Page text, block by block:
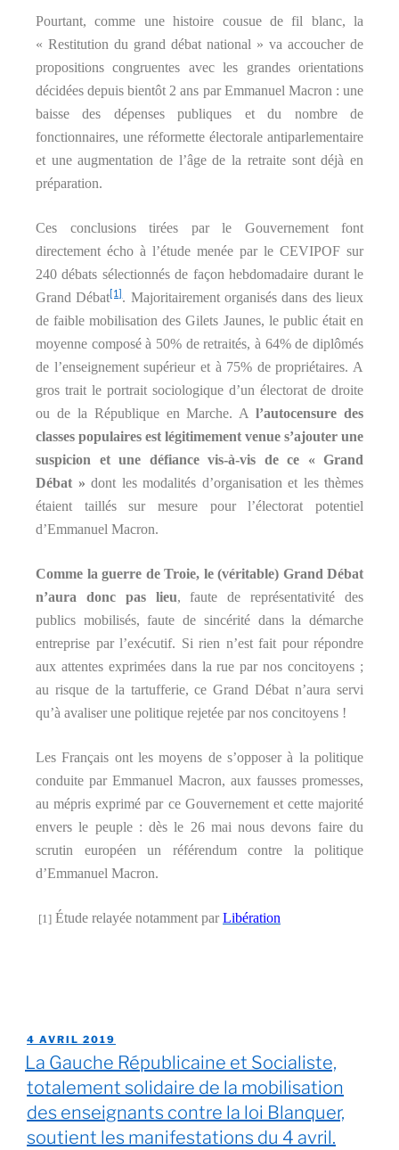
Pourtant, comme une histoire cousue de fil blanc, la
« Restitution du grand débat national » va accoucher de
propositions congruentes avec les grandes orientations
décidées depuis bientôt 2 ans par Emmanuel Macron : une
baisse des dépenses publiques et du nombre de
fonctionnaires, une réformette électorale antiparlementaire
et une augmentation de l’âge de la retraite sont déjà en
préparation.
Ces conclusions tirées par le Gouvernement font
directement écho à l’étude menée par le CEVIPOF sur
240 débats sélectionnés de façon hebdomadaire durant le
Grand Débat [1] . Majoritairement organisés dans des lieux
de faible mobilisation des Gilets Jaunes, le public était en
moyenne composé à 50% de retraités, à 64% de diplômés
de l’enseignement supérieur et à 75% de propriétaires. A
gros trait le portrait sociologique d’un électorat de droite
ou de la République en Marche. Al’autocensure des
classes populaires est légitimement venue s’ajouter une
suspicion et une défiance vis-à-vis de ce « Grand
Débat » dont les modalités d’organisation et les thèmes
étaient taillés sur mesure pour l’électorat potentiel
d’Emmanuel Macron.
Comme la guerre de Troie, le (véritable) Grand Débat
n’aura donc pas lieu, faute de représentativité des
publics mobilisés, faute de sincérité dans la démarche
entreprise par l’exécutif. Si rien n’est fait pour répondre
aux attentes exprimées dans la rue par nos concitoyens ;
au risque de la tartufferie, ce Grand Débat n’aura servi
qu’à avaliser une politique rejetée par nos concitoyens !
Les Français ont les moyens de s’opposer à la politique
conduite par Emmanuel Macron, aux fausses promesses,
au mépris exprimé par ce Gouvernement et cette majorité
envers le peuple : dès le 26 mai nous devons faire du
scrutin européen un référendum contre la politique
d’Emmanuel Macron.
[1] Étude relayée notamment parLibération
4 AVRIL 2019
La Gauche Républicaine et Socialiste,
totalement solidaire de la mobilisation
des enseignants contre la loi Blanquer,
soutient les manifestations du 4 avril.